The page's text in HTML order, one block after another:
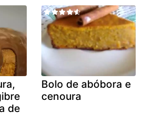
de
Bolo de abóbora e
cenoura